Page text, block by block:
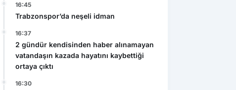
16:45
Trabzonspor’da neşeli idman
16:37
2 gündür kendisinden haber alınamayan
vatandaşın kazada hayatını kaybettiği
ortaya çıktı
16:30